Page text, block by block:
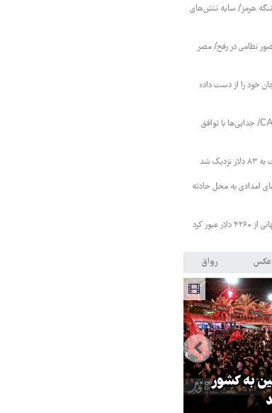
هرمز/ سایه تنش‌های
نظامی در رفح/ مصر
خود را از دست داده
پرسپولیس بدون پرونده جدید در CAS/ جدایی‌ها با توافق
شد
امدادی به محل حادثه
کرد
عکس رواق
هماهنگی محور مقاومت، آمریکا را
در منطقه درمانده کرد